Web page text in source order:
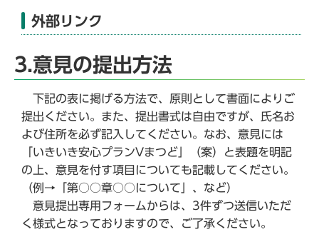
外部リンク
3.意見の提出方法
下記の表に掲げる方法で、原則として書面によりご
提出ください。また、提出書式は自由ですが、氏名お
よび住所を必ず記入してください。なお、意見には
「いきいき安心プランVまつど」（案）と表題を明記
の上、意見を付す項目についても記載してください。
（例→「第○○章○○について」、など）
意見提出専用フォームからは、3件ずつ送信いただ
く様式となっておりますので、ご了承ください。